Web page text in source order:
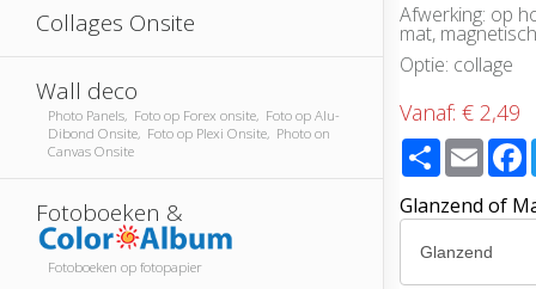
Collages Onsite
Wall deco
Photo Panels, Foto op Forex onsite, Foto op Alu-
Dibond Onsite, Foto op Plexi Onsite, Photo on
Canvas Onsite
Fotoboeken &
Fotoboeken op fotopapier
Afwerking: op
mat,
Optie: collage
Vanaf:€ 2,49
ShareEmail
Glanzend of